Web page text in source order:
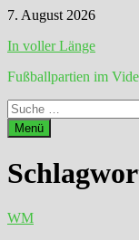
Zum
springen
7. August 2026
In voller Länge
Fußballpartien im
Suche
nach:
Menü
WM